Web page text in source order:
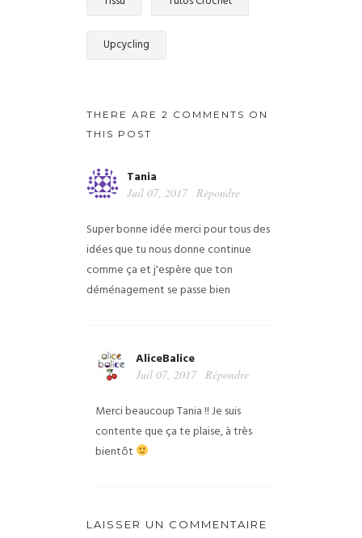
Upcycling
THERE ARE 2 COMMENTS ON
THIS POST
Tania
Juil 07, 2017 Répondre
Super bonne idée merci pour tous des
idées que tu nous donne continue
comme ça et j'espère que ton
déménagement se passe bien
AliceBalice
Juil 07, 2017 Répondre
Merci beaucoup Tania !! Je suis
contente que ça te plaise, à très
bientôt
LAISSER UN COMMENTAIRE